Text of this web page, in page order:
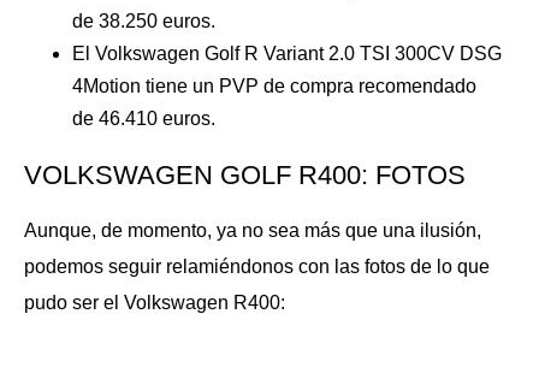
de 38.250 euros.
El Volkswagen Golf R Variant 2.0 TSI 300CV DSG
4Motion tiene un PVP de compra recomendado
de 46.410 euros.
VOLKSWAGEN GOLF R400: FOTOS
Aunque, de momento, ya no sea más que una ilusión,
podemos seguir relamiéndonos con las fotos de lo que
pudo ser el Volkswagen R400: